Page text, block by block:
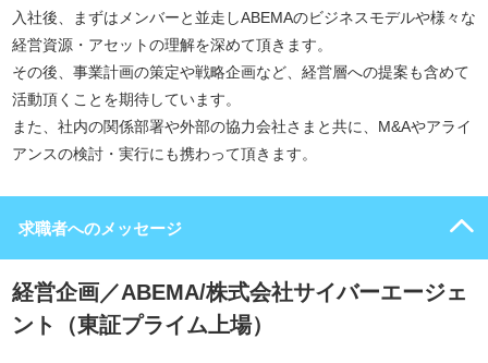
入社後、まずはメンバーと並走しABEMAのビジネスモデルや様々な
経営資源・アセットの理解を深めて頂きます。
その後、事業計画の策定や戦略企画など、経営層への提案も含めて
活動頂くことを期待しています。
また、社内の関係部署や外部の協力会社さまと共に、M&Aやアライ
アンスの検討・実行にも携わって頂きます。
求職者へのメッセージ
経営企画／ABEMA/株式会社サイバーエージェ
ント（東証プライム上場）